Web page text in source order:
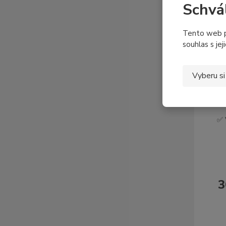
Tento web
souhlas s
Vyberu
✅